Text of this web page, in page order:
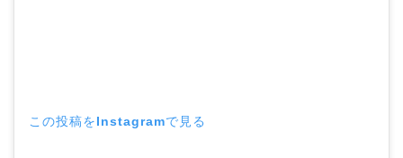
この投稿をInstagramで見る